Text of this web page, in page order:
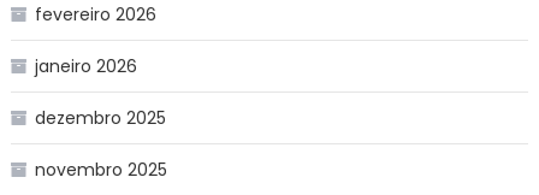
fevereiro 2026
janeiro 2026
dezembro 2025
novembro 2025